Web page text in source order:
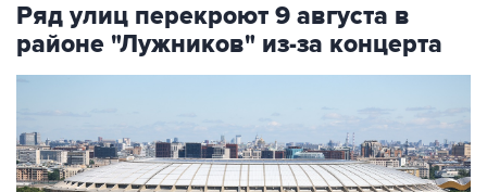
Ряд улиц перекроют 9 августа в
районе "Лужников" из-за концерта